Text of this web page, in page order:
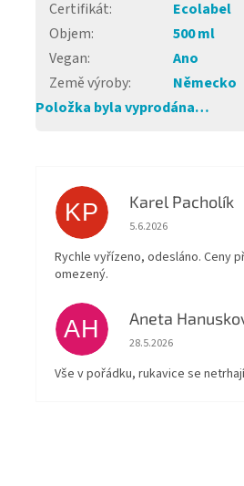
Certifikát:
Ecolabel
Objem:
500 ml
Vegan:
Ano
Země výroby:
Německo
Položka byla vyprodána…
KP Karel Pacholík
Hodnocení obchodu
5.6.2026
Rychle vyřízeno, odesláno. Ceny
omezený.
AH Aneta
Hodnocení obchodu
28.5.2026
Vše v pořádku, rukavice se